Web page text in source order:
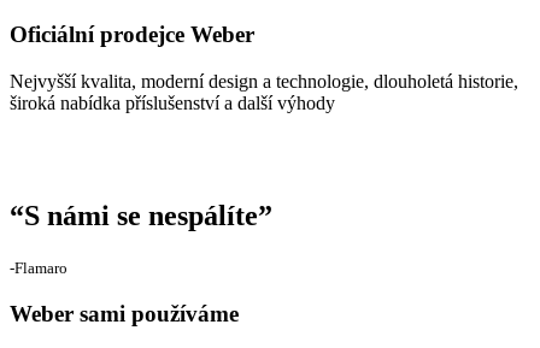
Oficiální prodejce Weber
Nejvyšší kvalita, moderní design a technologie, dlouholetá historie,
široká nabídka příslušenství a další výhody
“S námi se nespálíte”
‐Flamaro
Weber sami používáme